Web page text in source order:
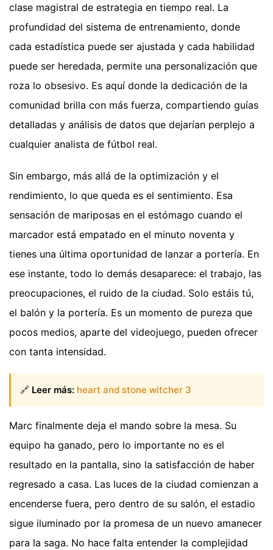
clase magistral de estrategia en tiempo real. La
profundidad del sistema de entrenamiento, donde
cada estadística puede ser ajustada y cada habilidad
puede ser heredada, permite una personalización que
roza lo obsesivo. Es aquí donde la dedicación de la
comunidad brilla con más fuerza, compartiendo guías
detalladas y análisis de datos que dejarían perplejo a
cualquier analista de fútbol real.
Sin embargo, más allá de la optimización y el
rendimiento, lo que queda es el sentimiento. Esa
sensación de mariposas en el estómago cuando el
marcador está empatado en el minuto noventa y
tienes una última oportunidad de lanzar a portería. En
ese instante, todo lo demás desaparece: el trabajo, las
preocupaciones, el ruido de la ciudad. Solo estáis tú,
el balón y la portería. Es un momento de pureza que
pocos medios, aparte del videojuego, pueden ofrecer
con tanta intensidad.
🔗 Leer más: heart and stone witcher 3
Marc finalmente deja el mando sobre la mesa. Su
equipo ha ganado, pero lo importante no es el
resultado en la pantalla, sino la satisfacción de haber
regresado a casa. Las luces de la ciudad comienzan a
encenderse fuera, pero dentro de su salón, el estadio
sigue iluminado por la promesa de un nuevo amanecer
para la saga. No hace falta entender la complejidad